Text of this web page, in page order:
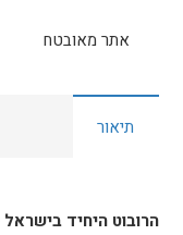
אתר מאובטח
תיאור
הרובוט היחיד